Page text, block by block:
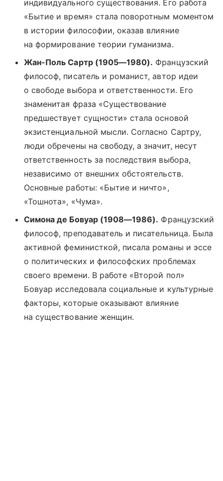
индивидуального существования. Его работа
«Бытие и время» стала поворотным моментом
в истории философии, оказав влияние
на формирование теории гуманизма.
Жан-Поль Сартр (1905—1980). Французский
философ, писатель и романист, автор идеи
о свободе выбора и ответственности. Его
знаменитая фраза «Существование
предшествует сущности» стала основой
экзистенциальной мысли. Согласно Сартру,
люди обречены на свободу, а значит, несут
ответственность за последствия выбора,
независимо от внешних обстоятельств.
Основные работы: «Бытие и ничто»,
«Тошнота», «Чума».
Симона де Бовуар (1908—1986). Французский
философ, преподаватель и писательница. Была
активной феминисткой, писала романы и эссе
о политических и философских проблемах
своего времени. В работе «Второй пол»
Бовуар исследовала социальные и культурные
факторы, которые оказывают влияние
на существование женщин.